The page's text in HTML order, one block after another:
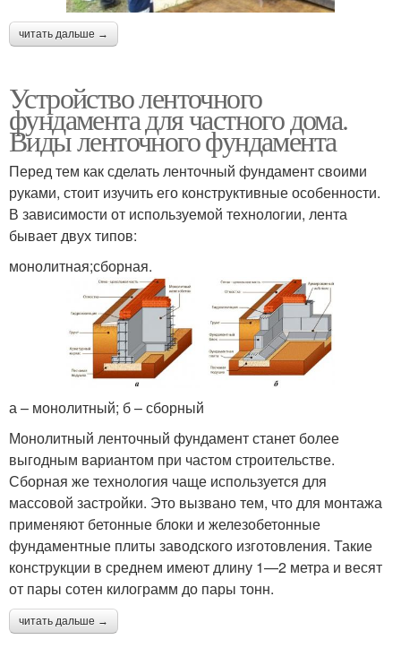
читать дальше →
Устройство ленточного
фундамента для частного дома.
Виды ленточного фундамента
Перед тем как сделать ленточный фундамент своими
руками, стоит изучить его конструктивные особенности.
В зависимости от используемой технологии, лента
бывает двух типов:
монолитная;сборная.
а – монолитный; б – сборный
Монолитный ленточный фундамент станет более
выгодным вариантом при частом строительстве.
Сборная же технология чаще используется для
массовой застройки. Это вызвано тем, что для монтажа
применяют бетонные блоки и железобетонные
фундаментные плиты заводского изготовления. Такие
конструкции в среднем имеют длину 1—2 метра и весят
от пары сотен килограмм до пары тонн.
читать дальше →